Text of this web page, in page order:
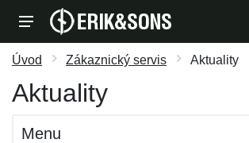
Úvod Zákaznický servis Aktuality
Aktuality
Menu